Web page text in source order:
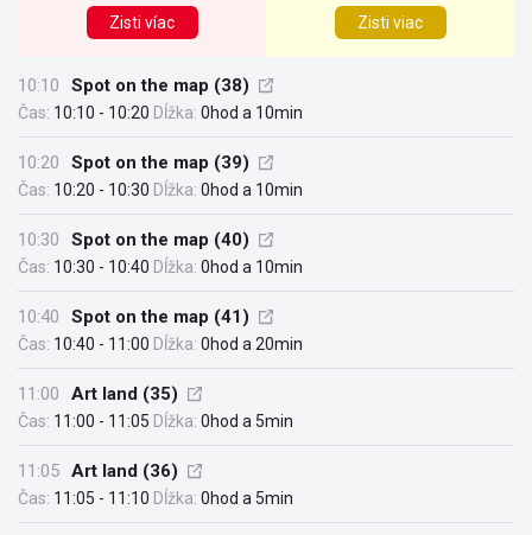
Zisti víac Zisti viac
10:10 Spot on the map (38)
Čas: 10:10 - 10:20 Dĺžka: 0hod a 10min
10:20 Spot on the map (39)
Čas: 10:20 - 10:30 Dĺžka: 0hod a 10min
10:30 Spot on the map (40)
Čas: 10:30 - 10:40 Dĺžka: 0hod a 10min
10:40 Spot on the map (41)
Čas: 10:40 - 11:00 Dĺžka: 0hod a 20min
11:00 Art land (35)
Čas: 11:00 - 11:05 Dĺžka: 0hod a 5min
11:05 Art land (36)
Čas: 11:05 - 11:10 Dĺžka: 0hod a 5min